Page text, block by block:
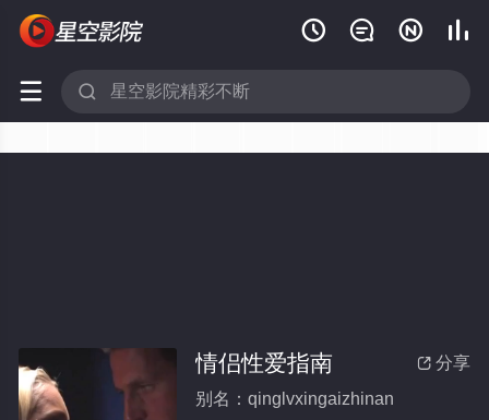
   
 
 分享
情侣性爱指南
别名：qinglvxingaizhinan